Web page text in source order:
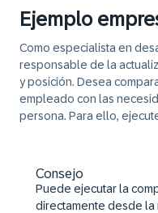
Ejemplo
Como especialista en
responsable de la
y posición. Desea
empleado con las
persona. Para ello,
Consejo
Puede ejecutar la
directamente desde